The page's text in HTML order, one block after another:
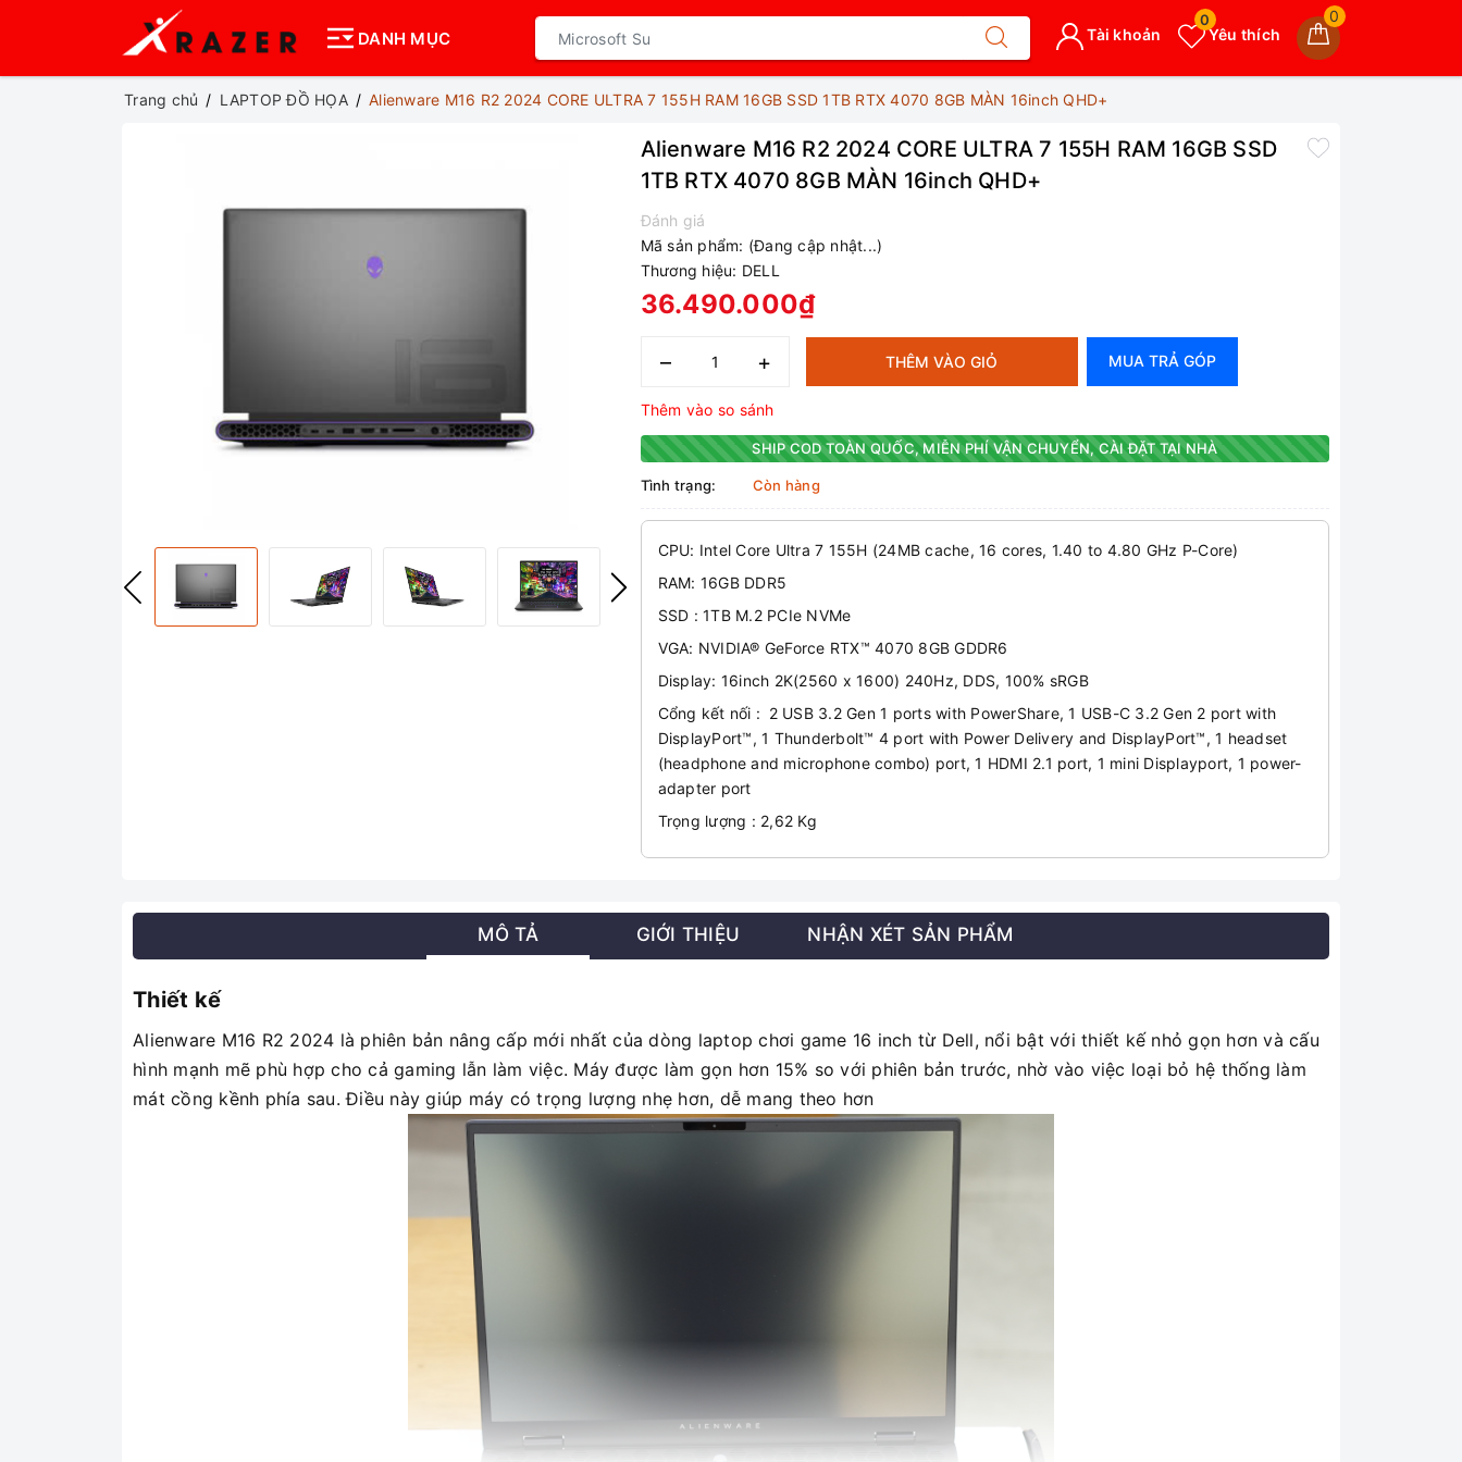
DANH MỤC
0
Yêu thích
0
Tài khoản
Trang chủ LAPTOP ĐỒ HỌA Alienware M16 R2 2024 CORE ULTRA 7 155H RAM 16GB SSD 1TB RTX 4070 8GB MÀN 16inch QHD+
Alienware M16 R2 2024 CORE ULTRA 7 155H RAM 16GB SSD
1TB RTX 4070 8GB MÀN 16inch QHD+
Đánh giá
Mã sản phẩm: (Đang cập nhật...)
Thương hiệu: DELL
36.490.000₫
– + THÊM VÀO GIỎ MUA TRẢ GÓP
Thêm vào so sánh
SHIP COD TOÀN QUỐC, MIỄN PHÍ VẬN CHUYỂN, CÀI ĐẶT TẠI NHÀ
Tình trạng: Còn hàng
CPU: Intel Core Ultra 7 155H (24MB cache, 16 cores, 1.40 to 4.80 GHz P-Core)
RAM: 16GB DDR5
SSD : 1TB M.2 PCIe NVMe
VGA: NVIDIA® GeForce RTX™ 4070 8GB GDDR6
Display: 16inch 2K(2560 x 1600) 240Hz, DDS, 100% sRGB
Cổng kết nối : 2 USB 3.2 Gen 1 ports with PowerShare, 1 USB-C 3.2 Gen 2 port with
DisplayPort™, 1 Thunderbolt™ 4 port with Power Delivery and DisplayPort™, 1 headset
(headphone and microphone combo) port, 1 HDMI 2.1 port, 1 mini Displayport, 1 power-
adapter port
Trọng lượng : 2,62 Kg
MÔ TẢ GIỚI THIỆU NHẬN XÉT SẢN PHẨM
Thiết kế
Alienware M16 R2 2024 là phiên bản nâng cấp mới nhất của dòng laptop chơi game 16 inch từ Dell, nổi bật với thiết kế nhỏ gọn hơn và cấu
hình mạnh mẽ phù hợp cho cả gaming lẫn làm việc. Máy được làm gọn hơn 15% so với phiên bản trước, nhờ vào việc loại bỏ hệ thống làm
mát cồng kềnh phía sau. Điều này giúp máy có trọng lượng nhẹ hơn, dễ mang theo hơn​​​​